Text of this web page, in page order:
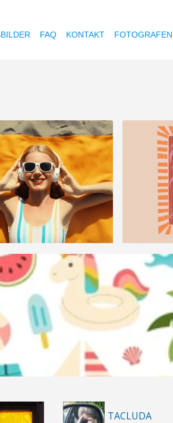
FAQ KONTAKT FOTOGRAFEN
TACLUDA